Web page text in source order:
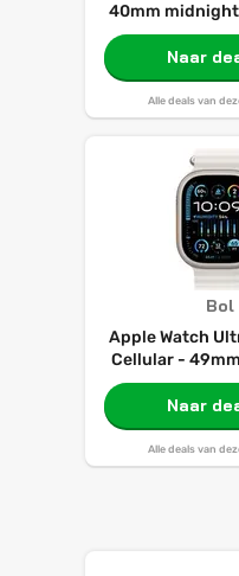
40mm
Case Midnight
S/m
Naar
Alle deals van
Bol
Apple Watch
Cellular -
Case with Wit
Naar
Alle deals van